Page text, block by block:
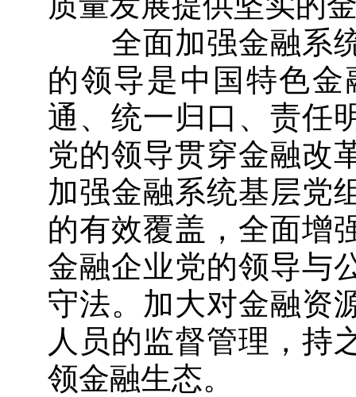
全面加强金融系统
的领导是中国特色
通、统一归口、责任
党的领导贯穿金融改
加强金融系统基层党
的有效覆盖，全面增
金融企业党的领导与
守法。加大对金融资
人员的监督管理，持
领金融生态。